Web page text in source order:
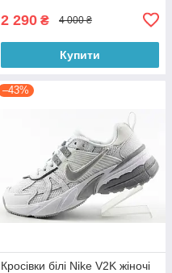
2 290 ₴ 4 000 ₴
Купити
–43%
Кросівки білі Nike V2K жіночі